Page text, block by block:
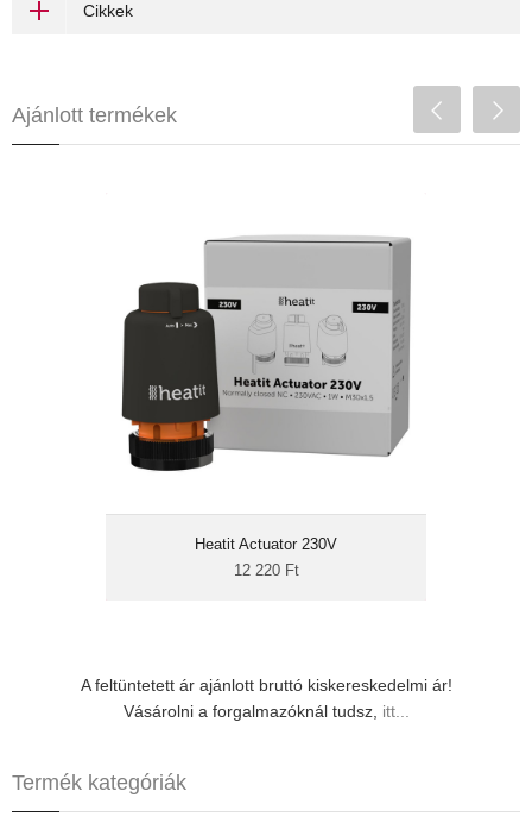
Cikkek
Ajánlott termékek
Heatit Actuator 230V
12 220 Ft
12 220 Ft
szerszám nélkül
felszerelhető
hangtalan működés
német csúcsminőség
A Heatit Actuator egy kompakt
termoelektromos szelep vízbázisú fűtési
vezérlőközponttal (230V kapcsolásával),
illetve fűtési zónavezérlővel.
A feltüntetett ár ajánlott bruttó kiskereskedelmi ár!
Vásárolni a forgalmazóknál tudsz, itt...
Termék kategóriák